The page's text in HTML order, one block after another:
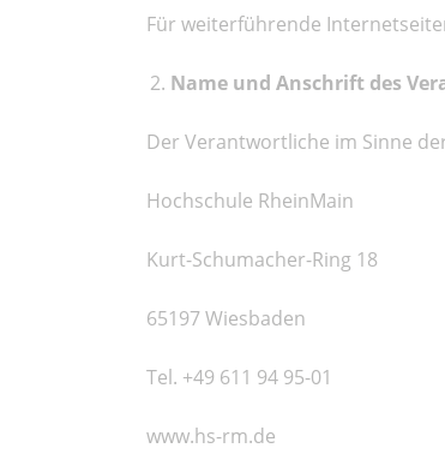
Für weiterführende
Name und Anschrift des
Der Verantwortliche im Sinne
Hochschule RheinMain
Kurt-Schumacher-Ring 18
65197 Wiesbaden
Tel. +49 611 94 95-01
www.hs-rm.de